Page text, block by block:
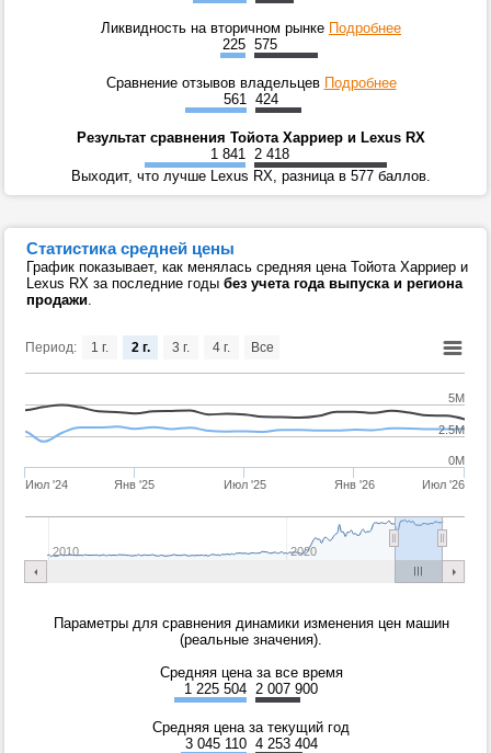
Ликвидность на вторичном рынке Подробнее
225 575
Сравнение отзывов владельцев Подробнее
561
424
Результат сравнения Тойота Харриер и Lexus RX
1 841
2 418
Выходит, что лучше Lexus RX, разница в 577 баллов.
Статистика средней цены
График показывает, как менялась средняя цена Тойота Харриер и
Lexus RX за последние годы без учета года выпуска и региона
продажи
Период:
Июл '24 Янв '25 Июл '25 Янв '26 Июл '26
2010 2020
5M
0M
2.5M
1 г. 2 г. 3 г. 4 г. Все
Параметры для сравнения динамики изменения цен машин
(реальные значения).
Средняя цена за все время
1 225 504 2 007 900
Средняя цена за текущий год
3 045 110 4 253 404